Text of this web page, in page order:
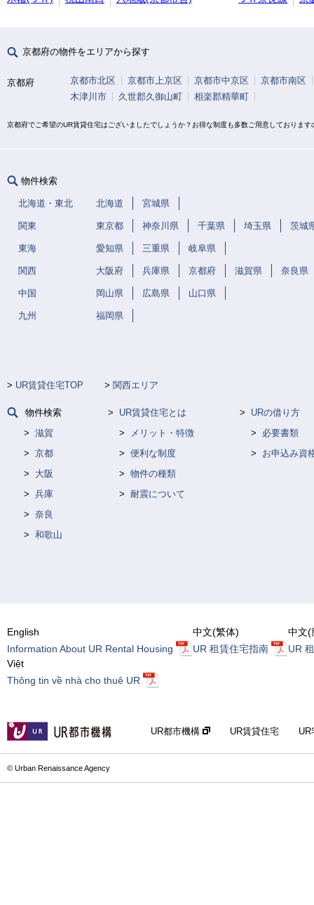
京都府の物件をエリアから探す
京都府 京都市北区 京都市上京区 京都市中京区
京都市南区
木津川市
久世郡久御山町 相楽郡精華町
京都府でご希望のUR賃貸住宅はございましたでしょうか？お得な制度も多数ご用意しておりま
物件検索
北海道・東北 北海道 宮城県
関東 東京都 神奈川県 千葉県 埼玉県 茨城
東海 愛知県 三重県 岐阜県
関西 大阪府 兵庫県 京都府 滋賀県 奈良県
中国 岡山県 広島県 山口県
九州 福岡県
UR賃貸住宅TOP 関西エリア
物件検索
滋賀
京都
大阪
兵庫
奈良
和歌山
UR賃貸住宅とは
メリット・特徴
便利な制度
物件の種類
耐震について
URの借り方
必要書類
お申込み資
English
Information About UR Rental Housing
中文(繁体)
UR 租賃住宅指南
中文(
UR
Việt
Thông tin về nhà cho thuê UR
UR都市機構 UR賃貸住宅
© Urban Renaissance Agency